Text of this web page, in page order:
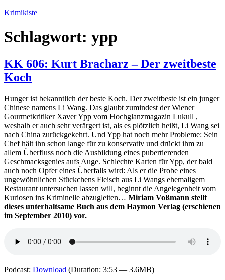
Zum
springen
Krimikiste
Schlagwort: ypp
KK 606: Kurt Bracharz – Der zweitbeste
Koch
Hunger ist bekanntlich der beste Koch. Der zweitbeste ist ein junger
Chinese namens Li Wang. Das glaubt zumindest der Wiener
Gourmetkritiker Xaver Ypp vom Hochglanzmagazin Lukull ,
weshalb er auch sehr verärgert ist, als es plötzlich heißt, Li Wang sei
nach China zurückgekehrt. Und Ypp hat noch mehr Probleme: Sein
Chef hält ihn schon lange für zu konservativ und drückt ihm zu
allem Überfluss noch die Ausbildung eines pubertierenden
Geschmacksgenies aufs Auge. Schlechte Karten für Ypp, der bald
auch noch Opfer eines Überfalls wird: Als er die Probe eines
ungewöhnlichen Stückchens Fleisch aus Li Wangs ehemaligem
Restaurant untersuchen lassen will, beginnt die Angelegenheit vom
Kuriosen ins Kriminelle abzugleiten… Miriam Voßmann stellt
dieses unterhaltsame Buch aus dem Haymon Verlag (erschienen
im September 2010) vor.
Podcast: Download (Duration: 3:53 — 3.6MB)